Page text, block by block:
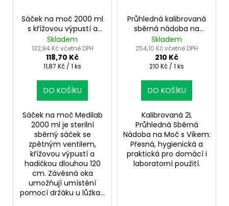
Sáček na moč 2000 ml
s křížovou výpustí a
hadičkou 120 cm – 10
ks
Skladem
132,94 Kč včetně DPH
118,70 Kč
Měrná
11,87 Kč / 1 ks
DO KOŠÍKU
Sáček na moč Medilab
2000 ml je sterilní
sběrný sáček se
zpětným ventilem,
křížovou výpustí a
hadičkou dlouhou 120
cm. Závěsná oka
umožňují umístění
pomocí držáku u lůžka...
Průhledná kalibrovaná
sběrná nádoba na
moč 2 l s víkem
Skladem
254,10 Kč včetně DPH
210 Kč
Měrná
210 Kč / 1 ks
DO KOŠÍKU
Kalibrovaná 2L
Průhledná Sběrná
Nádoba na Moč s Víkem:
Přesná, hygienická a
praktická pro domácí i
laboratorní použití.